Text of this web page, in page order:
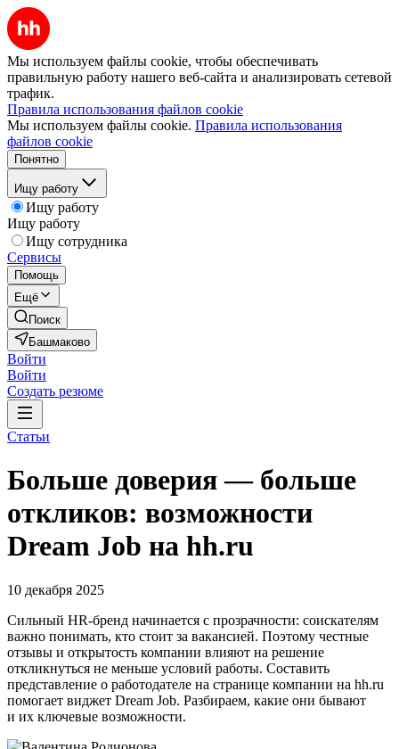
Мы используем файлы cookie, чтобы обеспечивать
правильную работу нашего веб-сайта и анализировать сетевой
трафик.
Правила использования файлов cookie
Мы используем файлы cookie. Правила использования
файлов cookie
Понятно
Ищу работу
Ищу работу
Ищу работу
Ищу сотрудника
Сервисы
Помощь
Ещё
Поиск
Башмаково
Войти
Войти
Создать резюме
Статьи
Больше доверия — больше
откликов: возможности
Dream Job на hh.ru
10 декабря 2025
Сильный HR-бренд начинается с прозрачности: соискателям
важно понимать, кто стоит за вакансией. Поэтому честные
отзывы и открытость компании влияют на решение
откликнуться не меньше условий работы. Составить
представление о работодателе на странице компании на hh.ru
помогает виджет Dream Job. Разбираем, какие они бывают
и их ключевые возможности.